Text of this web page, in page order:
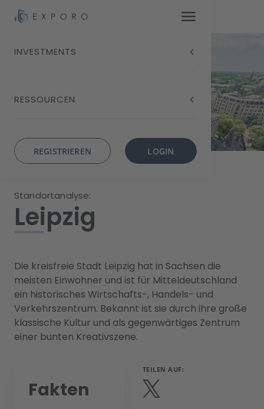
INVESTMENTS
RESSOURCEN
REGISTRIEREN LOGIN
Standortanalyse:
Leipzig
Die kreisfreie Stadt Leipzig hat in Sachsen die
meisten Einwohner und ist für Mitteldeutschland
ein historisches Wirtschafts-, Handels- und
Verkehrszentrum. Bekannt ist sie durch ihre große
klassische Kultur und als gegenwärtiges Zentrum
einer bunten Kreativszene.
Fakten
TEILEN AUF: